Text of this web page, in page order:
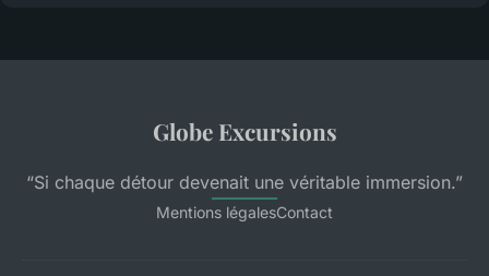
Globe Excursions
“Si chaque détour devenait une véritable immersion.”
Mentions légalesContact